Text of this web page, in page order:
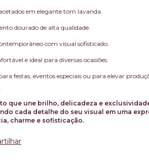
em elegante tom lavanda.
dourado de alta qualidade.
com visual sofisticado.
e ideal para diversas ocasiões.
festas, eventos especiais ou para elevar
que une brilho, delicadeza e
cada detalhe do seu visual em uma
charme e sofisticação.